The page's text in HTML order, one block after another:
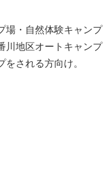
場・自然体験キャンプ
川地区オートキャンプ
される方向け。